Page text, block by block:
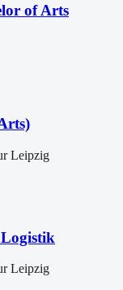
of Arts
Leipzig
Leipzig